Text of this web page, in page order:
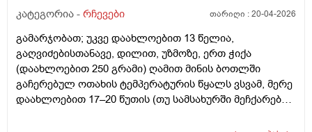
ხოდა ვეღარ ჩამოვყალიბდი უროლოგს უნდა
საქართველოში უროლოგიის ცენტრის გარდა
არსებობს მამაკაცის პლასტიკა ან რეკონსტეუქცია?
კატეგორია - რჩევები თარიღი :20-04-2026
გამარჯობათ; უკვე დაახლოებით 13 წელია,
გაღვიძებისთანავე, დილით, უზმოზე, ერთ ჭიქა
(დაახლოებით 250 გრამი) ღამით მინის ბოთლში
გაჩერებულ ოთახის ტემპერატურის წყალს ვსვამ, მერე
დაახლოებით 17–20 წუთის (თუ სამსახურში მეჩქარება),